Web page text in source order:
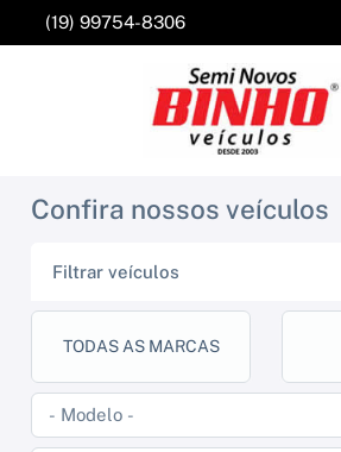
(19) 99754-8306
Confira nossos veículos
Filtrar veículos
TODAS AS MARCAS